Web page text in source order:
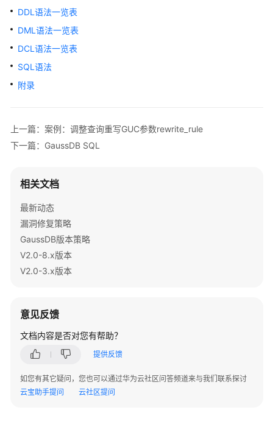
费
明
快
入
用
户
发
指
南
开
（分
布
_V2.0-
10.x）
DDL语法一览表
DML语法一览表
DCL语法一览表
SQL语法
附录
上一篇：案例：调整查询重写GUC参数rewrite_rule
下一篇：GaussDB SQL
相关文档
最新动态
漏洞修复策略
GaussDB版本策略
V2.0-8.x版本
V2.0-3.x版本
意见反馈
文档内容是否对您有帮助？
提供反馈
如您有其它疑问，您也可以通过华为云社区问答频道来与我们联系探讨
云宝助手提问
云社区提问